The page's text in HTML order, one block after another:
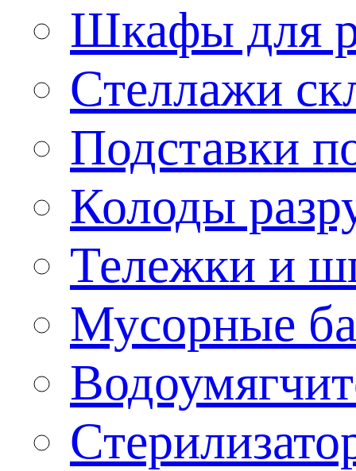
Шкафы для
Стеллажи
Подставки
Колоды
Тележки и
Мусорные